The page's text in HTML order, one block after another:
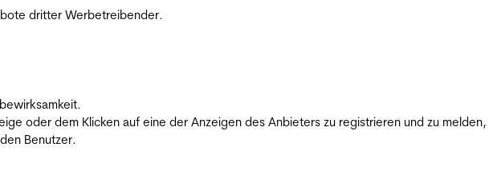
dritter Werbetreibender.
oder dem Klicken auf eine der Anzeigen des Anbieters zu registrieren und zu melden,
Benutzer.